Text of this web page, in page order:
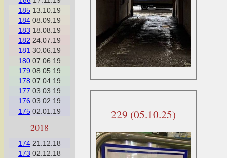
185 13.10.19
184 08.09.19
183 18.08.19
182 24.07.19
181 30.06.19
180 07.06.19
179 08.05.19
178 07.04.19
177 03.03.19
176 03.02.19
175 02.01.19
2018
174 21.12.18
173 02.12.18
229 (05.10.25)